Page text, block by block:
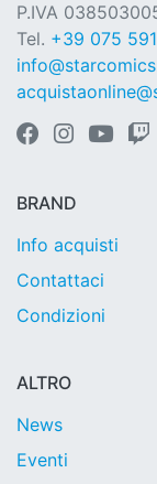
P.IVA
Tel. +39 075
BRAND
Info acquisti
Contattaci
Condizioni
ALTRO
News
Eventi